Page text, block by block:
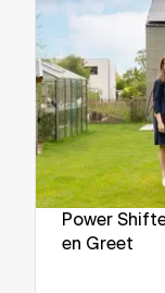
Power
en Greet